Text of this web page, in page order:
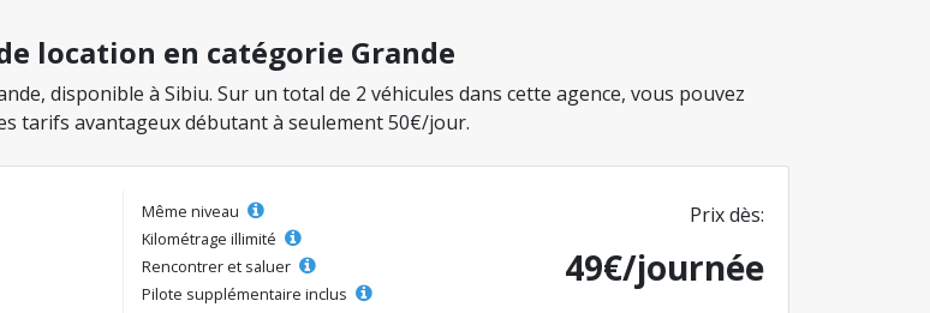
location en catégorie Grande
disponible à Sibiu. Sur un total de 2 véhicules dans cette agence, vous pouvez
tarifs avantageux débutant à seulement 50€/jour.
Même niveau
Kilométrage illimité
Rencontrer et saluer
Pilote supplémentaire inclus
Prix dès:
49€/journée